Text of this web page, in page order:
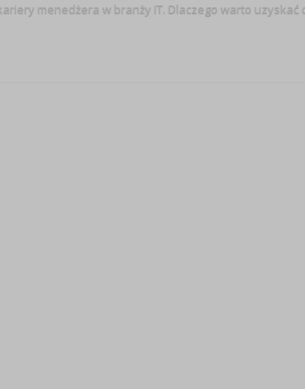
menedżera w branży IT. Dlaczego warto uzyskać